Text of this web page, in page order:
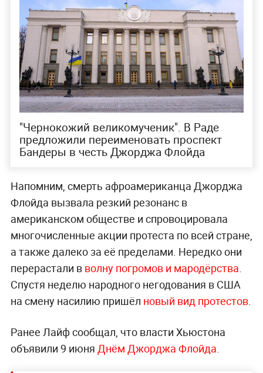
"Чернокожий великомученик". В Раде
предложили переименовать проспект
Бандеры в честь Джорджа Флойда
Напомним, смерть афроамериканца Джорджа
Флойда вызвала резкий резонанс в
американском обществе и спровоцировала
многочисленные акции протеста по всей стране,
а также далеко за её пределами. Нередко они
перерастали в волну погромов и мародёрства.
Спустя неделю народного негодования в США
на смену насилию пришёл новый вид протестов.
Ранее Лайф сообщал, что власти Хьюстона
объявили 9 июня Днём Джорджа Флойда.